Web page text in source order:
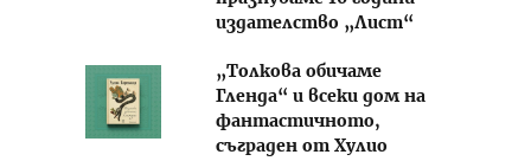
издателство „Лист“
„Толкова обичаме
Гленда“ и всеки дом на
фантастичното,
съграден от Хулио